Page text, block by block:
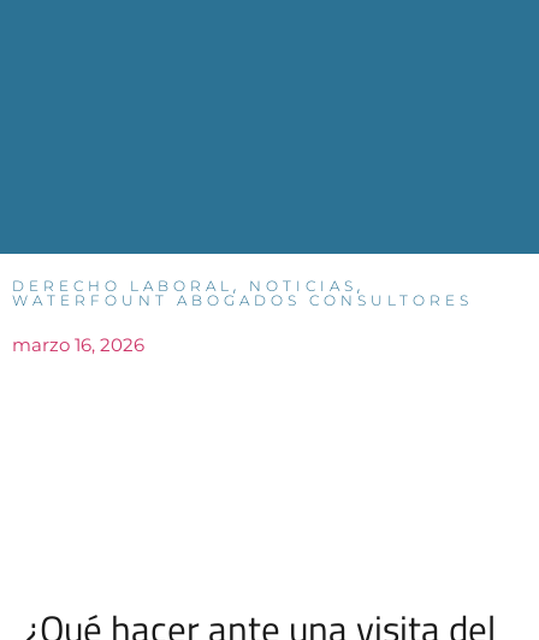
DERECHO LABORAL , NOTICIAS ,
WATERFOUNT ABOGADOS CONSULTORES
marzo 16, 2026
¿Qué hacer ante una visita del